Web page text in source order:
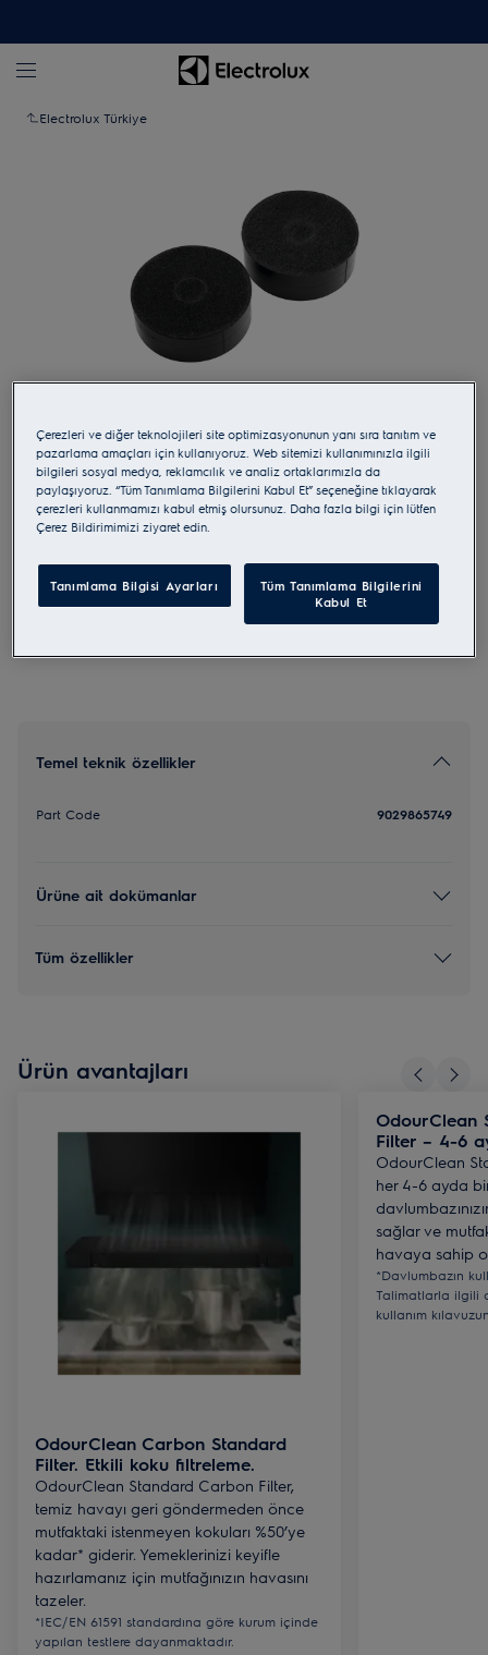
Electrolux Türkiye
ECFB03ST
Carbon Filter
5 (1)
Temel teknik özellikler
Part Code 9029865749
Ürüne ait dokümanlar
Tüm özellikler
Ürün avantajları
OdourClean Carbon Standard
Filter. Etkili koku filtreleme.
OdourClean Standard Carbon Filter,
temiz havayı geri göndermeden önce
mutfaktaki istenmeyen kokuları %50’ye
kadar* giderir. Yemeklerinizi keyifle
hazırlamanız için mutfağınızın havasını
tazeler.
*IEC/EN 61591 standardına göre kurum içinde
yapılan testlere dayanmaktadır.
OdourClean
Filter – 4-6
OdourClean
her 4-6 ayda
sağlar ve
havaya sahip
*Davlumbazın
Talimatlarla ilgili
kullanım
Çerezleri ve diğer teknolojileri site optimizasyonunun yanı sıra tanıtım ve
pazarlama amaçları için kullanıyoruz. Web sitemizi kullanımınızla ilgili
bilgileri sosyal medya, reklamcılık ve analiz ortaklarımızla da
paylaşıyoruz. “Tüm Tanımlama Bilgilerini Kabul Et” seçeneğine tıklayarak
çerezleri kullanmamızı kabul etmiş olursunuz. Daha fazla bilgi için lütfen
Çerez Bildirimimizi ziyaret edin.
Tanımlama Bilgisi Ayarları
Tüm Tanımlama Bilgilerini
Kabul Et